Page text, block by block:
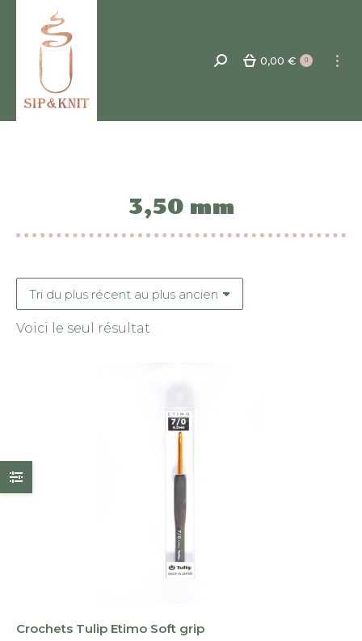
Recherche
0,00 € 0
3,50 mm
Voici le seul résultat
Crochets Tulip Etimo Soft grip